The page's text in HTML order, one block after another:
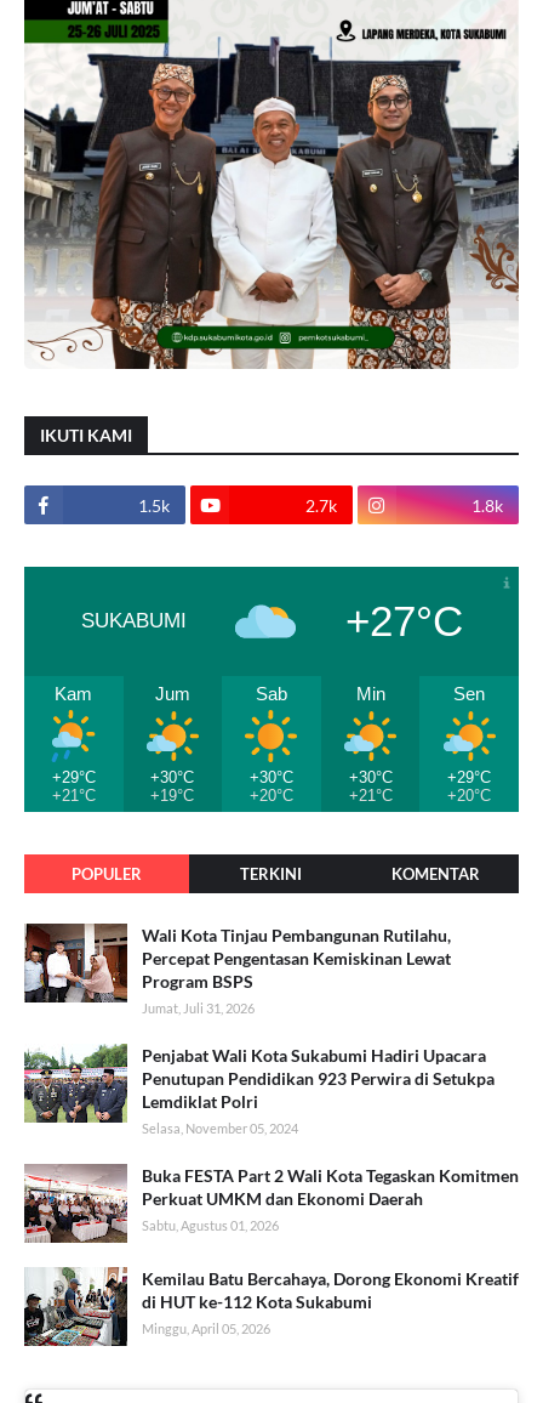
IKUTI KAMI
1.5k 2.7k 1.8k
SUKABUMI +27°C
Kam
+29°C
+21°C
Jum
+30°C
+19°C
Sab
+30°C
+20°C
Min
+30°C
+21°C
Sen
+29°C
+20°C
POPULER TERKINI KOMENTAR
Wali Kota Tinjau Pembangunan Rutilahu,
Percepat Pengentasan Kemiskinan Lewat
Program BSPS
Jumat, Juli 31, 2026
Penjabat Wali Kota Sukabumi Hadiri Upacara
Penutupan Pendidikan 923 Perwira di Setukpa
Lemdiklat Polri
Selasa, November 05, 2024
Buka FESTA Part 2 Wali Kota Tegaskan Komitmen
Perkuat UMKM dan Ekonomi Daerah
Sabtu, Agustus 01, 2026
Kemilau Batu Bercahaya, Dorong Ekonomi Kreatif
di HUT ke-112 Kota Sukabumi
Minggu, April 05, 2026